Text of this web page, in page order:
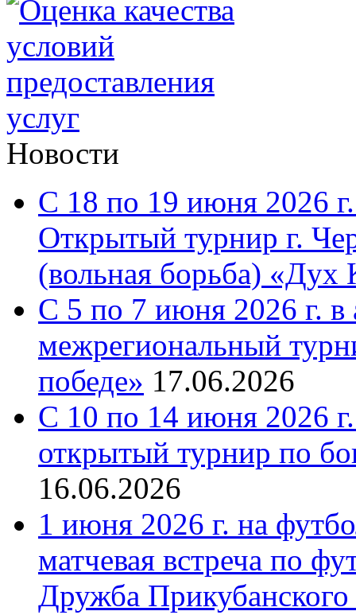
Новости
С 18 по 19 июня 2026
Открытый турнир г.
(вольная борьба) «Дух
С 5 по 7 июня 2026 г.
межрегиональный
победе» 17.06.2026
С 10 по 14 июня 2026
открытый турнир по
16.06.2026
1 июня 2026 г. на
матчевая встреча по
Дружба